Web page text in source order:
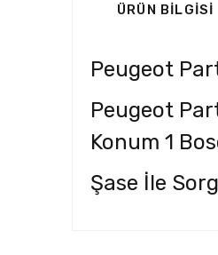
ÜRÜN BILGISI
Peugeot
Peugeot
Konum 1
Şase İle